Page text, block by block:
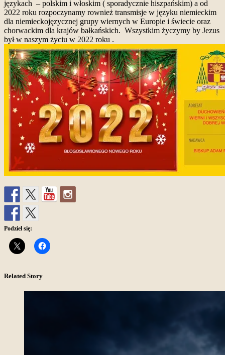
językach – polskim i włoskim ( sporadycznie hiszpańskim) a od
2022 roku rozpoczynamy rownież transmisje w języku niemieckim
dla niemieckojęzycznej grupy wiernych w Europie i świecie oraz
chorwackim dla krajów bałkańskich. Wszystkim życzymy by Jezus
był w naszym życiu w 2022 roku .
Podziel się:
Related Story